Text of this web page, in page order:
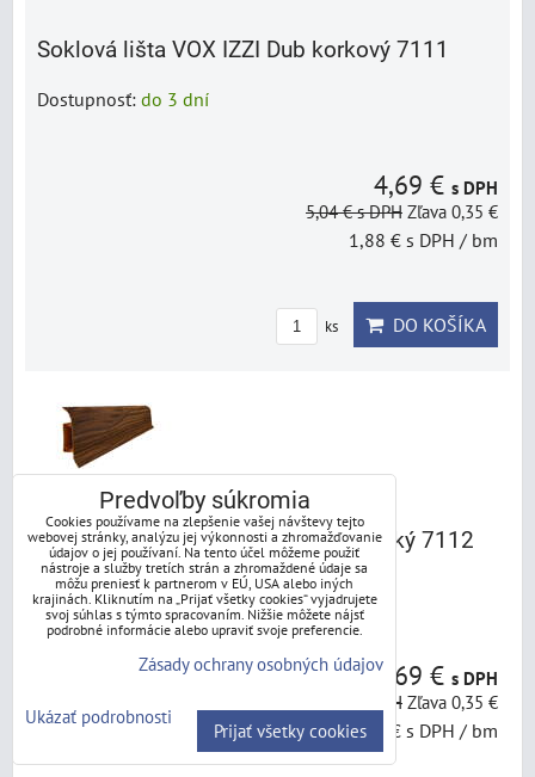
Soklová lišta VOX IZZI Dub korkový 7111
Dostupnosť: do 3 dní
4,69 € s DPH
5,04 €s DPH Zľava 0,35 €
1,88 € s DPH / bm
ks DO KOŠÍKA
Soklová lišta VOX IZZI Dub burgunský 7112
Dostupnosť:do 3 dní
4,69 € s DPH
s DPH Zľava 0,35 €
1,88 € s DPH / bm
Predvoľby súkromia
Cookies používame na zlepšenie vašej návštevy tejto
webovej stránky, analýzu jej výkonnosti a zhromažďovanie
údajov o jej používaní. Na tento účel môžeme použiť
nástroje a služby tretích strán a zhromaždené údaje sa
môžu preniesť k partnerom v EÚ, USA alebo iných
krajinách. Kliknutím na „Prijať všetky cookies“ vyjadrujete
svoj súhlas s týmto spracovaním. Nižšie môžete nájsť
podrobné informácie alebo upraviť svoje preferencie.
Zásady ochrany osobných údajov
Ukázať podrobnosti
Prijať všetky cookies